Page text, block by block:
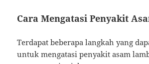
Cara Mengatasi Penyakit
Terdapat beberapa langkah yang
untuk mengatasi penyakit asam